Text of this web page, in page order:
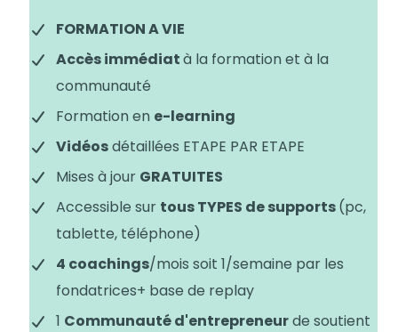
FORMATION A VIE
Accès immédiatà la formation et à la
communauté
Formation en e-learning
Vidéosdétaillées ETAPE PAR ETAPE
Mises à jour GRATUITES
Accessible sur tous TYPES de supports(pc,
tablette, téléphone)
4 coachings/mois soit 1/semaine par les
fondatrices+ base de replay
1 Communauté d'entrepreneurde soutient